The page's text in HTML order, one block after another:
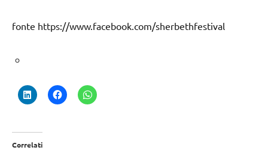
fonte https://www.facebook.com/sherbethfestival
Correlati